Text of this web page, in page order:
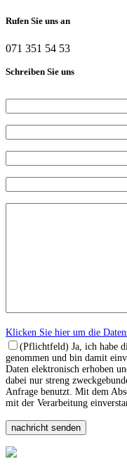
Rufen Sie uns an
071 351 54 53
Schreiben Sie uns
Klicken Sie hier um die
(Pflichtfeld) Ja, ich habe
genommen und bin damit
Daten elektronisch erhoben
dabei nur streng
Anfrage benutzt. Mit dem
mit der Verarbeitung